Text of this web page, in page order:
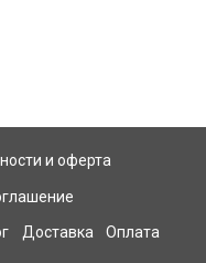
и оферта
Доставка Оплата